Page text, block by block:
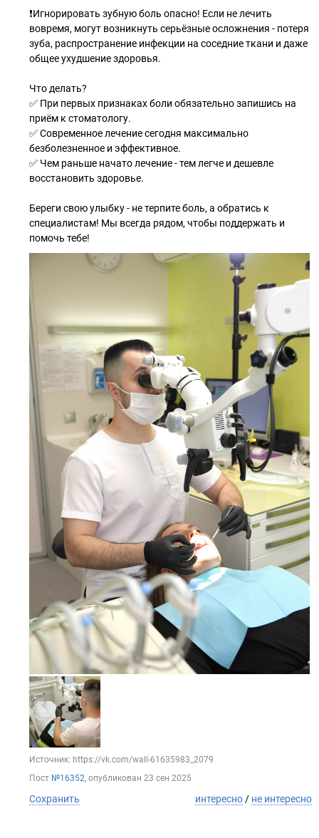
❗️Игнорировать зубную боль опасно! Если не лечить
вовремя, могут возникнуть серьёзные осложнения - потеря
зуба, распространение инфекции на соседние ткани и даже
общее ухудшение здоровья.
Что делать?
✅ При первых признаках боли обязательно запишись на
приём к стоматологу.
✅ Современное лечение сегодня максимально
безболезненное и эффективное.
✅ Чем раньше начато лечение - тем легче и дешевле
восстановить здоровье.
Береги свою улыбку - не терпите боль, а обратись к
специалистам! Мы всегда рядом, чтобы поддержать и
помочь тебе!
Источник: https://vk.com/wall-61635983_2079
Пост №16352, опубликован 23 сен 2025
Сохранить интересно / не интересно